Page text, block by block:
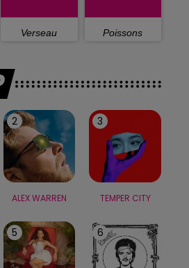
Verseau Poissons
2
ALEX WARREN
3
TEMPER CITY
5 6